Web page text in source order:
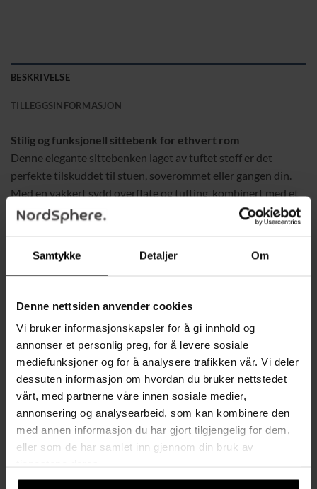
Samtykke Detaljer Om
Denne nettsiden anvender cookies
Vi bruker informasjonskapsler for å gi innhold og
annonser et personlig preg, for å levere sosiale
mediefunksjoner og for å analysere trafikken vår. Vi deler
dessuten informasjon om hvordan du bruker nettstedet
vårt, med partnerne våre innen sosiale medier,
annonsering og analysearbeid, som kan kombinere den
med annen informasjon du har gjort tilgjengelig for dem,
eller som de har samlet inn gjennom din bruk av
BESKRIVELSE
TILLEGGSINFORMASJON
Stilig og funksjonell sittebenk for ethvert rom
Denne elegante sittebenken laget av tuftet stoff er det
perfekte tilskuddet til stuen, soverommet eller gangen din.
Med en vakkert sydd overflate og tufting, kombinert med et
solid trebrett, tilfører den både stil og funksjon. Benken har
et romslig oppbevaringsrom under setet, perfekt for å
robuste trerammen gjør benken ideell for å sitte på eller hvile
Egenskaper:
Avtagbart brett på toppen– Kan brukes som sofabord
eller fjernes for ekstra sitteplass.
Hengslet lokk
– Setet åpnes enkelt for å avsløre et romslig
oppbevaringsrom for diverse gjenstander.
Komfortabel og elegant– Polstret topp for en
komfortabel sitteplass med et stilfullt utseende.